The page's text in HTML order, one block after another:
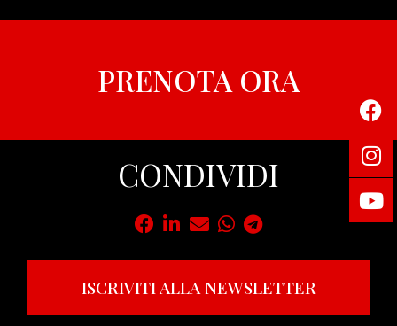
PRENOTA ORA
CONDIVIDI
ISCRIVITI ALLA NEWSLETTER